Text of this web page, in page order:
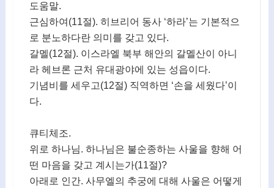
도움말.
근심하여(11절). 히브리어 동사 ‘하라’는 기본적으
로 분노하다란 의미를 갖고 있다.
갈멜(12절). 이스라엘 북부 해안의 갈멜산이 아니
라 헤브론 근처 유대광야에 있는 성읍이다.
기념비를 세우고(12절) 직역하면 ‘손을 세웠다’이
다.
큐티체조.
위로 하나님. 하나님은 불순종하는 사울을 향해 어
떤 마음을 갖고 계시는가(11절)?
아래로 인간. 사무엘의 추궁에 대해 사울은 어떻게